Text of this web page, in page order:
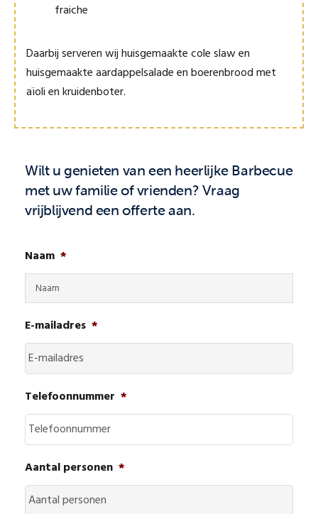
fraiche
Daarbij serveren wij huisgemaakte cole slaw en
huisgemaakte aardappelsalade en boerenbrood met
aïoli en kruidenboter.
Wilt u genieten van een heerlijke Barbecue
met uw familie of vrienden? Vraag
vrijblijvend een offerte aan.
Naam *
E-mailadres *
Telefoonnummer *
Aantal personen *